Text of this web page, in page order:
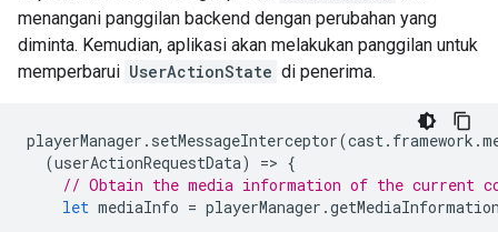
menangani panggilan backend dengan perubahan yang
diminta. Kemudian, aplikasi akan melakukan panggilan untuk
memperbarui UserActionState di penerima.
playerManager . setMessageInterceptor(cast. framework .
(userActionRequestData) => {
// Obtain the media information of the current
let mediaInfo = playerManager .